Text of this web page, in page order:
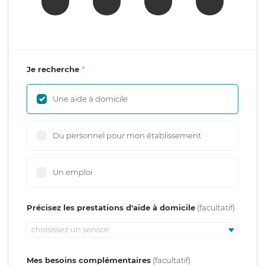
Je recherche
Une aide à domicile
Du personnel pour mon établissement
Un emploi
Précisez les prestations d'aide à domicile
choisissez un service
Mes besoins complémentaires